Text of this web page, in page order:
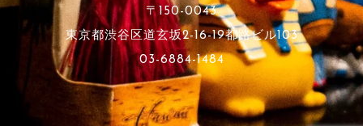
〒150-0043
東京都渋谷区道玄坂2-16-19都路ビル103
03-6884-1484